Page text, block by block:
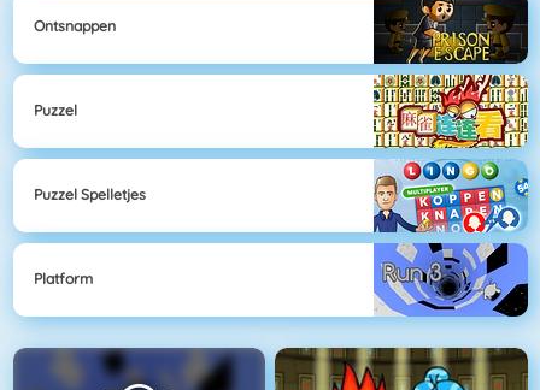
Ontsnappen
Puzzel
Puzzel Spelletjes
Platform